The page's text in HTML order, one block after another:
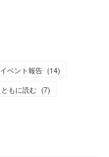
イベント報告 (14)
ともに読む (7)